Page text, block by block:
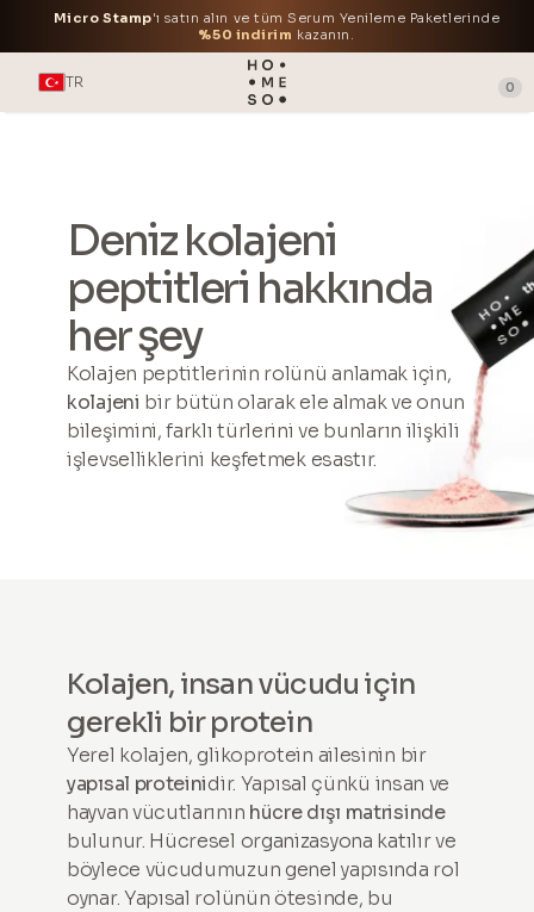
Micro Stamp'ı satın alın ve tüm Serum Yenileme Paketlerinde
%50 indirim kazanın.
TR 0
Deniz kolajeni
peptitleri hakkında
her şey
Kolajen peptitlerinin rolünü anlamak için,
kolajeni bir bütün olarak ele almak ve onun
bileşimini, farklı türlerini ve bunların ilişkili
işlevselliklerini keşfetmek esastır.
Kolajen, insan vücudu için
gerekli bir protein
Yerel kolajen, glikoprotein ailesinin bir
yapısal proteinidir. Yapısal çünkü insan ve
hayvan vücutlarının hücre dışı matrisinde
bulunur. Hücresel organizasyona katılır ve
böylece vücudumuzun genel yapısında rol
oynar. Yapısal rolünün ötesinde, bu